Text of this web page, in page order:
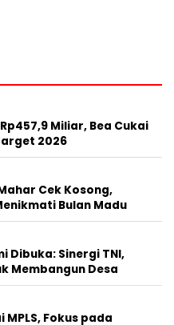
Miliar, Bea Cukai
2026
Cek Kosong,
Bulan Madu
Dibuka: Sinergi TNI,
Membangun Desa
Fokus pada